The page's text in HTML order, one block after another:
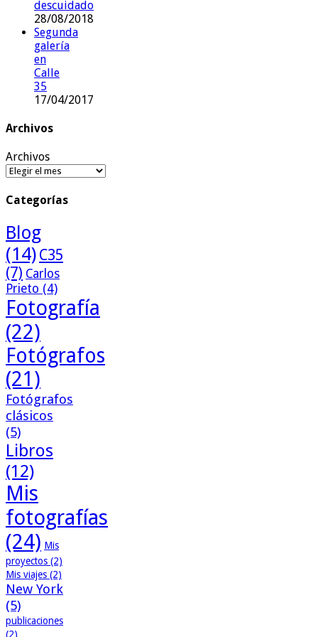
descuidado
28/08/2018
Segunda
galería
en
Calle
35
17/04/2017
Archivos
Archivos
Categorías
Blog
(14) C35
(7) Carlos
Prieto (4)
Fotografía
(22)
Fotógrafos
(21)
Fotógrafos
clásicos
(5)
Libros
(12)
Mis
fotografías
(24) Mis
proyectos (2)
Mis viajes (2)
New York
(5)
publicaciones
(2)